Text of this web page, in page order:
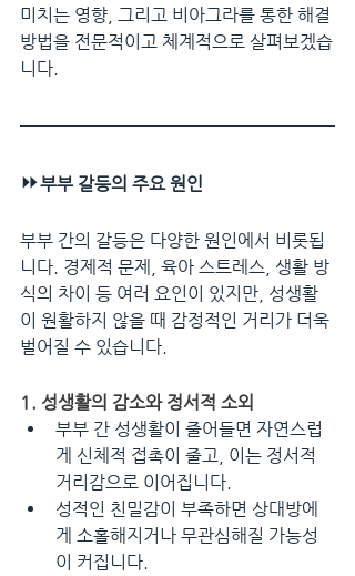
미치는 영향, 그리고 비아그라를 통한 해결
방법을 전문적이고 체계적으로 살펴보겠습
니다.
⏩부부 갈등의 주요 원인
부부 간의 갈등은 다양한 원인에서 비롯됩
니다. 경제적 문제, 육아 스트레스, 생활 방
식의 차이 등 여러 요인이 있지만, 성생활
이 원활하지 않을 때 감정적인 거리가 더욱
벌어질 수 있습니다.
1. 성생활의 감소와 정서적 소외
부부 간 성생활이 줄어들면 자연스럽
게 신체적 접촉이 줄고, 이는 정서적
거리감으로 이어집니다.
성적인 친밀감이 부족하면 상대방에
게 소홀해지거나 무관심해질 가능성
이 커집니다.